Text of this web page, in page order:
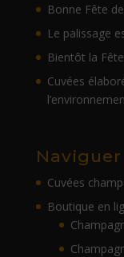
Bonne Fête
Le palissage
Bientôt la
Cuvées
Cuvées
Boutique en